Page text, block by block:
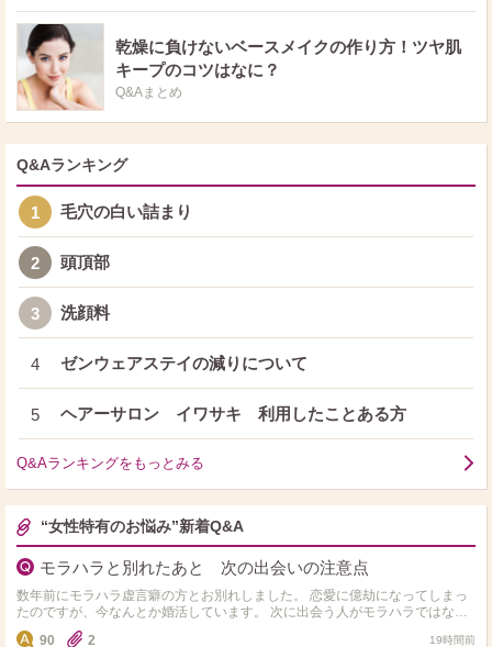
乾燥に負けないベースメイクの作り方！ツヤ肌
キープのコツはなに？
Q&Aまとめ
Q&Aランキング
1 毛穴の白い詰まり
2 頭頂部
3 洗顔料
4 ゼンウェアステイの減りについて
5 ヘアーサロン イワサキ 利用したことある方
Q&Aランキングをもっとみる
“女性特有のお悩み”新着Q&A
モラハラと別れたあと 次の出会いの注意点
数年前にモラハラ虚言癖の方とお別れしました。 恋愛に億劫になってしまっ
たのですが、今なんとか婚活しています。 次に出会う人がモラハラではない
か不安です。 モラハラと付き合ったことがある方…
90 2 19時間前